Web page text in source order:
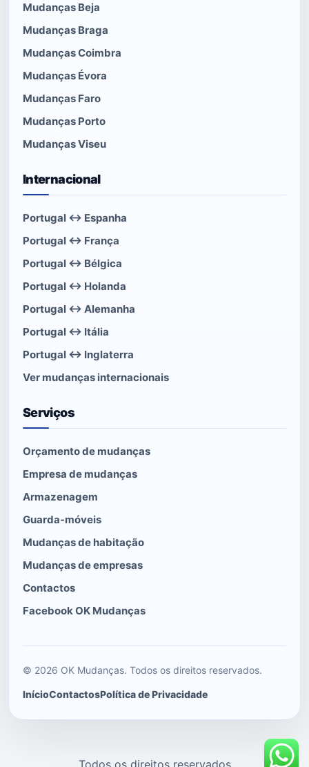
Mudanças Beja
Mudanças Braga
Mudanças Coimbra
Mudanças Évora
Mudanças Faro
Mudanças Porto
Mudanças Viseu
Internacional
Portugal ↔ Espanha
Portugal ↔ França
Portugal ↔ Bélgica
Portugal ↔ Holanda
Portugal ↔ Alemanha
Portugal ↔ Itália
Portugal ↔ Inglaterra
Ver mudanças internacionais
Serviços
Orçamento de mudanças
Empresa de mudanças
Armazenagem
Guarda-móveis
Mudanças de habitação
Mudanças de empresas
Contactos
Facebook OK Mudanças
© 2026 OK Mudanças. Todos os direitos reservados.
InícioContactosPolítica de Privacidade